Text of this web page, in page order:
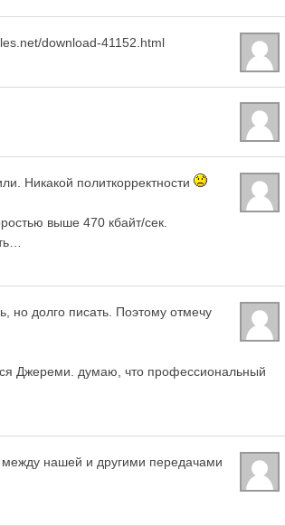
download-41152.html
Никакой политкорректности
выше 470 кбайт/сек.
но долго писать. Поэтому отмечу
Джереми. думаю, что профессиональный
нашей и другими передачами